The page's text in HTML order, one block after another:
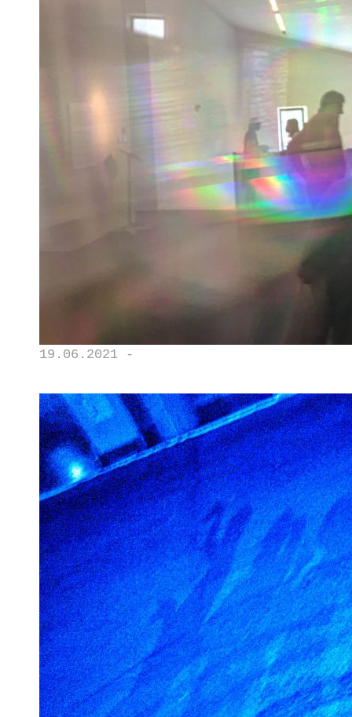
19.06.2021 -